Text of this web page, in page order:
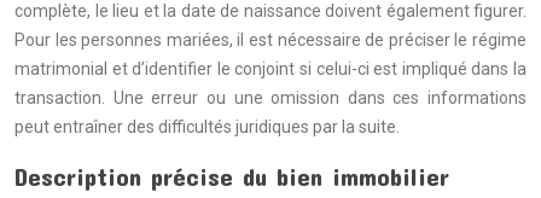
complète, le lieu et la date de naissance doivent également figurer.
Pour les personnes mariées, il est nécessaire de préciser le régime
matrimonial et d’identifier le conjoint si celui-ci est impliqué dans la
transaction. Une erreur ou une omission dans ces informations
peut entraîner des difficultés juridiques par la suite.
Description précise du bien immobilier